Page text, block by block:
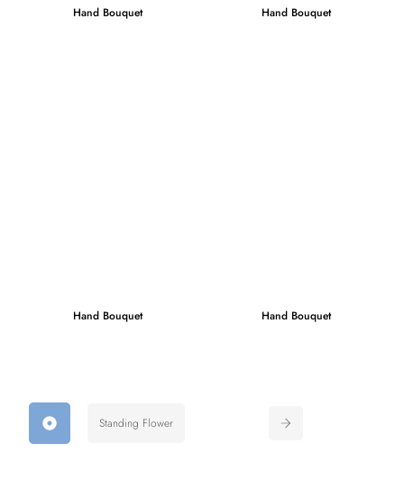
Hand Bouquet Hand Bouquet
Hand Bouquet Hand Bouquet
Standing Flower